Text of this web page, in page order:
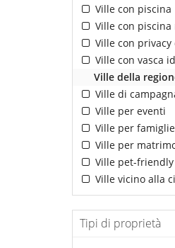
Ville con piscina
Ville con piscina
Ville con privacy
Ville con vasca
Ville della
Ville di
Ville per eventi
Ville per famiglie
Ville per
Ville pet-friendly
Ville vicino alla
Tipi di proprietà